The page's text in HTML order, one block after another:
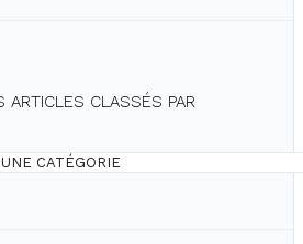
ARTICLES CLASSÉS PAR